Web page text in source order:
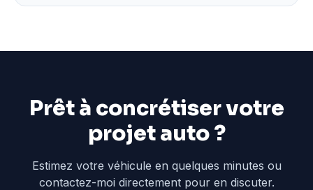
Prêt à concrétiser votre
projet auto ?
Estimez votre véhicule en quelques minutes ou
contactez-moi directement pour en discuter.